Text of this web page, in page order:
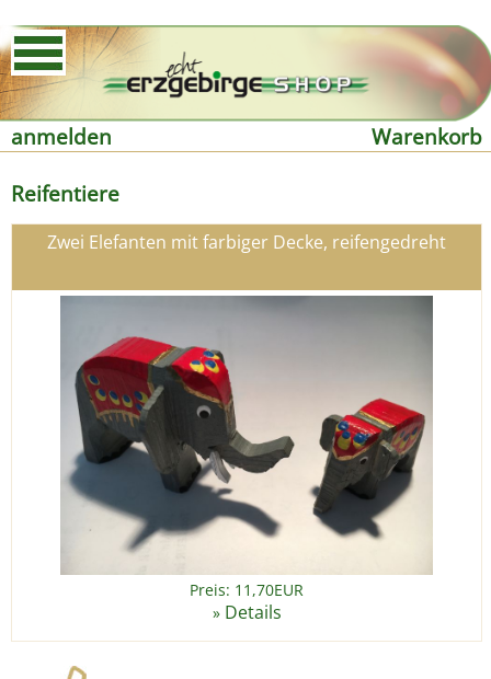
anmelden
Warenkorb
Reifentiere
Zwei Elefanten mit farbiger Decke, reifengedreht
Preis: 11,70EUR
» Details